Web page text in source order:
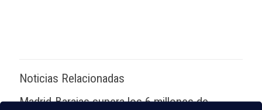
Noticias Relacionadas
Madrid-Barajas supera los 6 millones de